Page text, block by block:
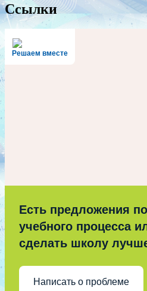
Ссылки
Решаем вместе
Есть предложения
учебного процесса
сделать школу
Написать о проблеме